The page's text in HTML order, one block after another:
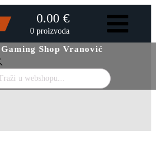
0.00 €
0 proizvoda
Gaming Shop Vranović
search